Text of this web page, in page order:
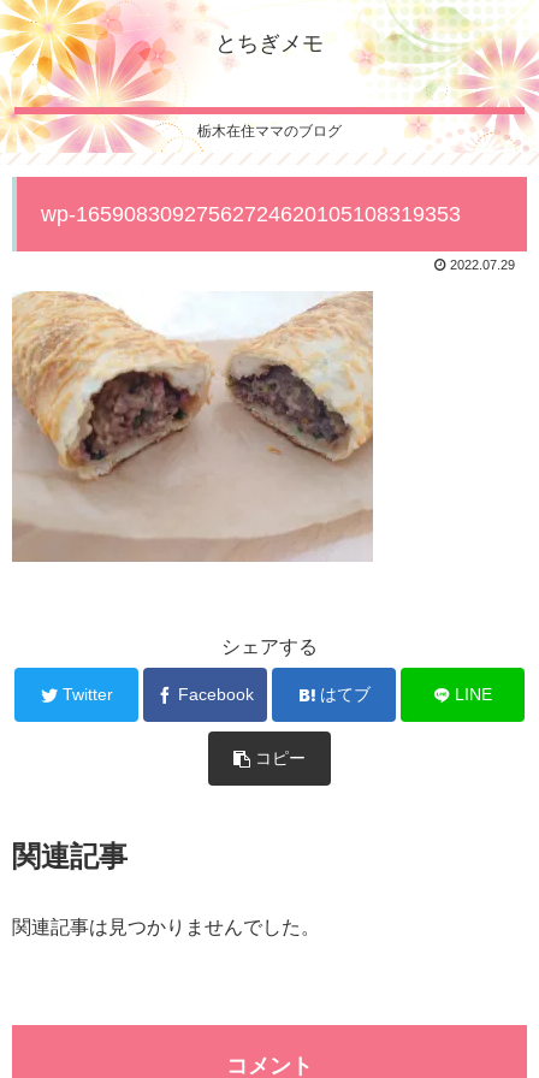
とちぎメモ
栃木在住ママのブログ
wp-16590830927562724620105108319353
2022.07.29
シェアする
Twitter Facebook はてブ LINE
コピー
関連記事
関連記事は見つかりませんでした。
コメント